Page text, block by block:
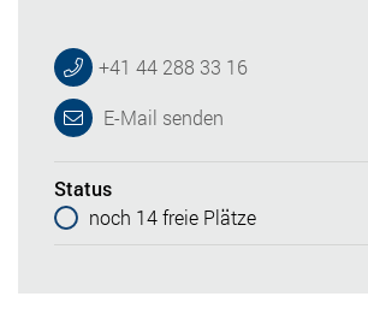
+41 44 288 33 16
E-Mail senden
Status
noch 14 freie Plätze